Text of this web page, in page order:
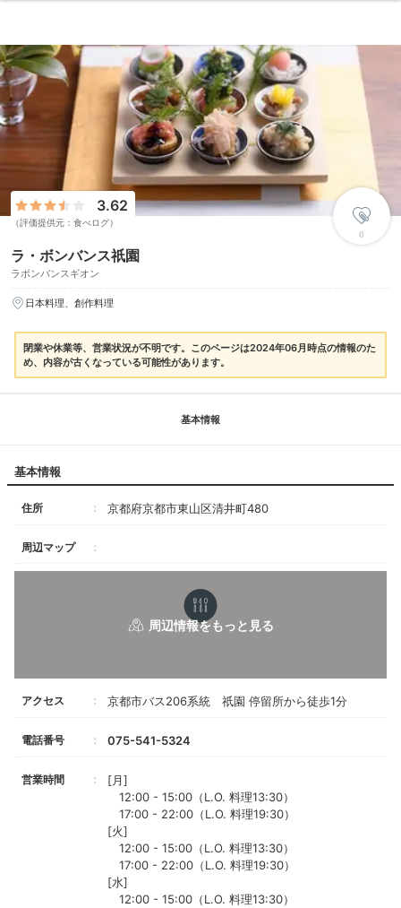
ラ・ボンバンス祇園
ラボンバンスギオン
3.62
（評価提供元：食べログ）
0
日本料理、創作料理
閉業や休業等、営業状況が不明です。このページは2024年06月時点の情報のた
め、内容が古くなっている可能性があります。
基本情報
基本情報
住所 京都府京都市東山区清井町480
周辺マップ
アクセス 京都市バス206系統 祇園 停留所から徒歩1分
電話番号 075-541-5324
営業時間
[月]
12:00 - 15:00（L.O. 料理13:30）
17:00 - 22:00（L.O. 料理19:30）
[火]
12:00 - 15:00（L.O. 料理13:30）
17:00 - 22:00（L.O. 料理19:30）
[水]
12:00 - 15:00（L.O. 料理13:30）